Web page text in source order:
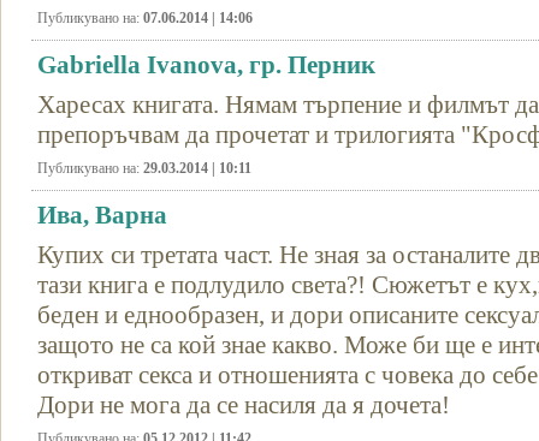
Публикувано на: 07.06.2014 | 14:06
Gabriella Ivanova, гр. Перник
Харесах книгата. Нямам търпение и филмът
препоръчвам да прочетат и трилогията
Публикувано на: 29.03.2014 | 10:11
Ива, Варна
Купих си третата част. Не зная за останалите
тази книга е подлудило света?! Сюжетът е
беден и еднообразен, и дори описаните
защото не са кой знае какво. Може би ще е
откриват секса и отношенията с човека до
Дори не мога да се насиля да я дочета!